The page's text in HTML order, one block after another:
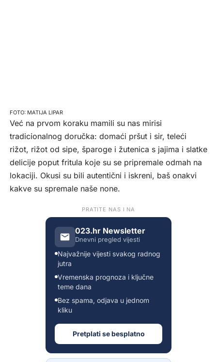
MATIJA LIPAR
Već na prvom koraku mamili su nas mirisi
tradicionalnog doručka: domaći pršut i sir, teleći
rižot, rižot od sipe, šparoge i žutenica s jajima i slatke
delicije poput fritula koje su se pripremale odmah na
lokaciji. Okusi su bili autentični i iskreni, baš onakvi
kakve su spremale naše none.
PRATITE NAS I NA
023.hr Newsletter
Dnevni pregled vijesti
Najvažnije vijesti svakog radnog
jutra
Vremenska prognoza i ključne
teme dana
Bez spama, odjava u jednom
kliku
Pretplati se besplatno